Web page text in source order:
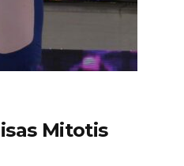
Mitotis